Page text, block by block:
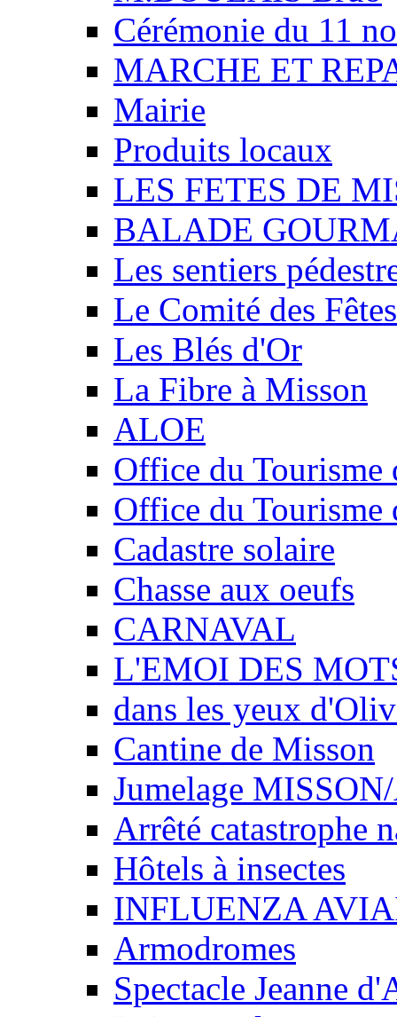
Cérémonie du 11
MARCHE ET
Mairie
Produits locaux
LES FETES DE
BALADE
Les sentiers
Le Comité des Fêtes
Les Blés d'Or
La Fibre à Misson
ALOE
Office du
Office du
Cadastre solaire
Chasse aux oeufs
CARNAVAL
L'EMOI DES
dans les yeux
Cantine de Misson
Jumelage
Arrêté catastrophe
Hôtels à insectes
INFLUENZA
Armodromes
Spectacle Jeanne